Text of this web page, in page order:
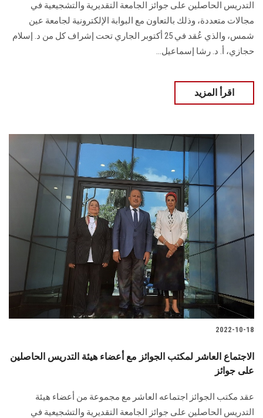
سجل الان
التدريس الحاصلين على جوائز الجامعة التقديرية والتشجيعية في
مجالات متعددة، وذلك بالتعاون مع البوابة الإلكترونية لجامعة عين
شمس، والذي عُقد في 25 أكتوبر الجاري تحت إشراف كل من د. إسلام
حجازي، أ. د. رشا إسماعيل...
اقرأ المزيد
2022-10-18
الاجتماع العاشر لمكتب الجوائز مع أعضاء هيئة التدريس الحاصلين
على جوائز
عقد مكتب الجوائز اجتماعه العاشر مع مجموعة من أعضاء هيئة
التدريس الحاصلين على جوائز الجامعة التقديرية والتشجيعية في